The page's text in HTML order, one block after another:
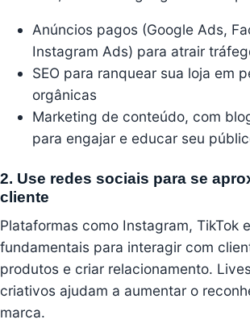
Anúncios pagos (Google Ads,
Instagram Ads) para atrair
SEO para ranquear sua loja em
orgânicas
Marketing de conteúdo, com
para engajar e educar seu
2. Use redes sociais para se
cliente
Plataformas como Instagram, TikTok e
fundamentais para interagir com
produtos e criar relacionamento.
criativos ajudam a aumentar o
marca.